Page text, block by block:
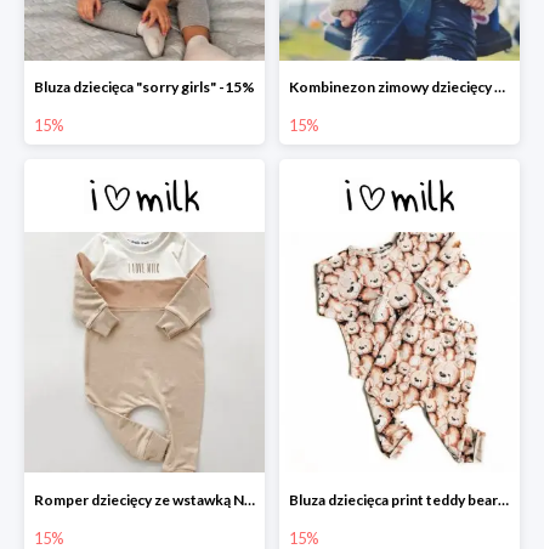
Bluza dziecięca "sorry girls" -15%
15%
Kombinezon zimowy dziecięcy z uszami czarny -15%
15%
Romper dziecięcy ze wstawką Nude -15%
15%
Bluza dziecięca print teddy bears -15%
15%